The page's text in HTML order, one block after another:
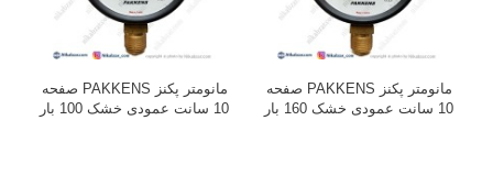
مانومتر پکنز PAKKENS صفحه
10 سانت عمودی خشک 100 بار
مانومتر پکنز PAKKENS صفحه
10 سانت عمودی خشک 160 بار